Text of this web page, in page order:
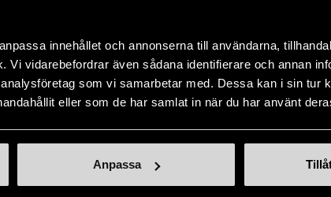
innehållet och annonserna till användarna,
Vi vidarebefordrar även sådana identifierare och annan
som vi samarbetar med. Dessa kan i sin tur
eller som de har samlat in när du har använt
Anpassa
14 dagars ångerrät.